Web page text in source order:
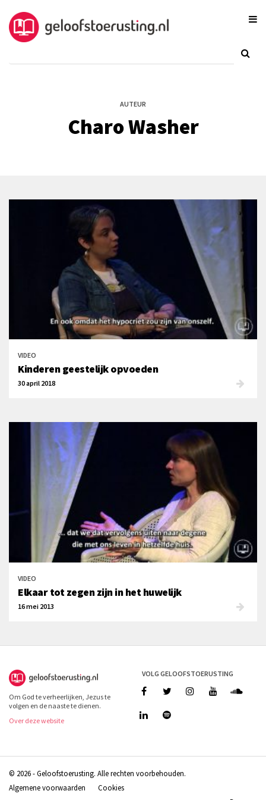
AUTEUR
Charo Washer
VIDEO
Kinderen geestelijk opvoeden
30 april 2018
VIDEO
Elkaar tot zegen zijn in het huwelijk
16 mei 2013
Om God te verheerlijken, Jezus te
volgen en de naaste te dienen.
Over deze website
VOLG GELOOFSTOERUSTING
© 2026 - Geloofstoerusting. Alle rechten voorbehouden.
Algemene voorwaarden
Cookies